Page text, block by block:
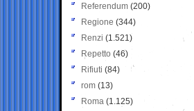
Referendum (200)
Regione (344)
Renzi (1.521)
Repetto (46)
Rifiuti (84)
rom (13)
Roma (1.125)